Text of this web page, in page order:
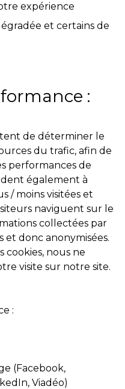
expérience
et certains de
:
de déterminer le
du trafic, afin de
performances de
également à
/ moins visitées et
naviguent sur le
collectées par
et donc anonymisées.
cookies, nous ne
visite sur notre site.
:
(Facebook,
Viadéo)